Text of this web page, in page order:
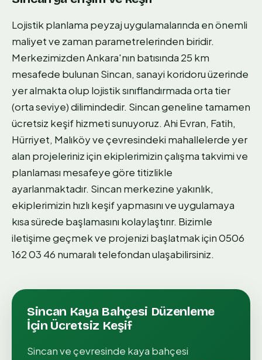
Lojistik planlama peyzaj uygulamalarında en önemli
maliyet ve zaman parametrelerinden biridir.
Merkezimizden Ankara'nın batısında 25 km
mesafede bulunan Sincan, sanayi koridoru üzerinde
yer almakta olup lojistik sınıflandırmada orta tier
(orta seviye) dilimindedir. Sincan geneline tamamen
ücretsiz keşif hizmeti sunuyoruz. Ahi Evran, Fatih,
Hürriyet, Malıköy ve çevresindeki mahallelerde yer
alan projeleriniz için ekiplerimizin çalışma takvimi ve
planlaması mesafeye göre titizlikle
ayarlanmaktadır. Sincan merkezine yakınlık,
ekiplerimizin hızlı keşif yapmasını ve uygulamaya
kısa sürede başlamasını kolaylaştırır. Bizimle
iletişime geçmek ve projenizi başlatmak için 0506
162 03 46 numaralı telefondan ulaşabilirsiniz.
Sincan Kaya Bahçesi Düzenleme
İçin Ücretsiz Keşif
Sincanve çevresinde kaya bahçesi